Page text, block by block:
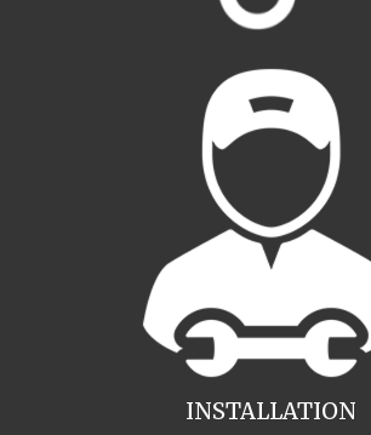
INSTALLATION